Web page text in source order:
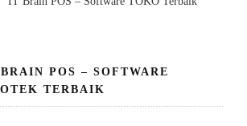
POS – SOFTWARE
TERBAIK